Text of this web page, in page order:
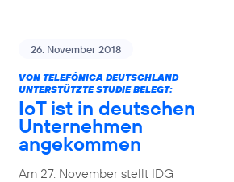
26. November 2018
VON TELEFÓNICA DEUTSCHLAND
UNTERSTÜTZTE STUDIE BELEGT:
IoT ist in deutschen
Unternehmen
angekommen
Am 27. November stellt IDG